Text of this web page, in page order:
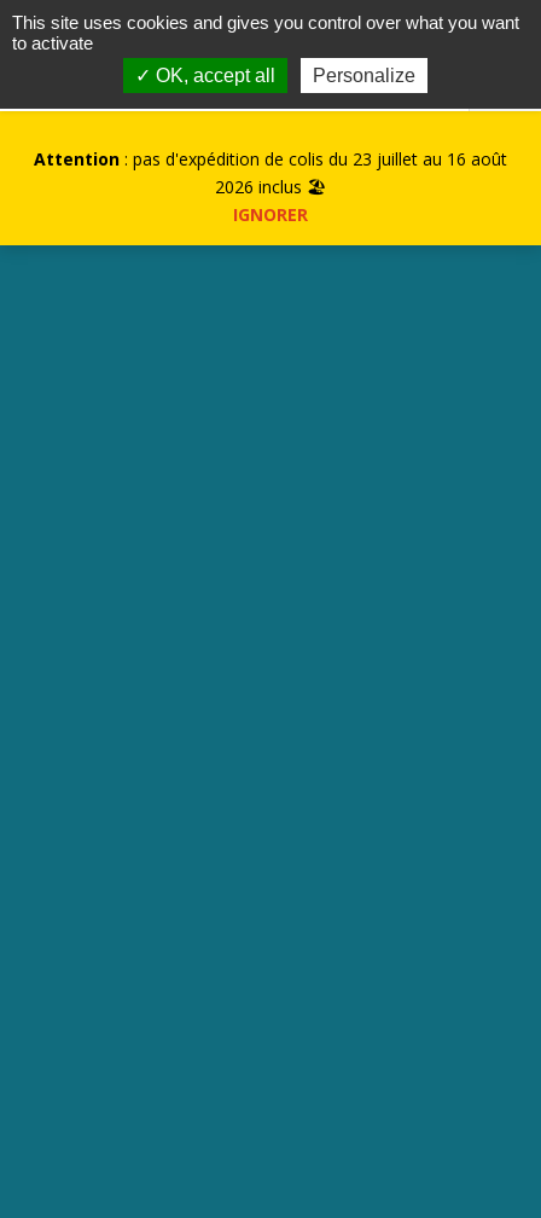
contact@kurioz.org
Attention : pas d'expédition de colis du 23 juillet au 16 août
2026 inclus 🏖️
IGNORER
This site uses cookies and gives you control over what you want
to activate
✓ OK, accept all
Personalize